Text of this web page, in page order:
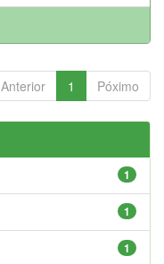
Anterior 1 Póximo
1
1
1